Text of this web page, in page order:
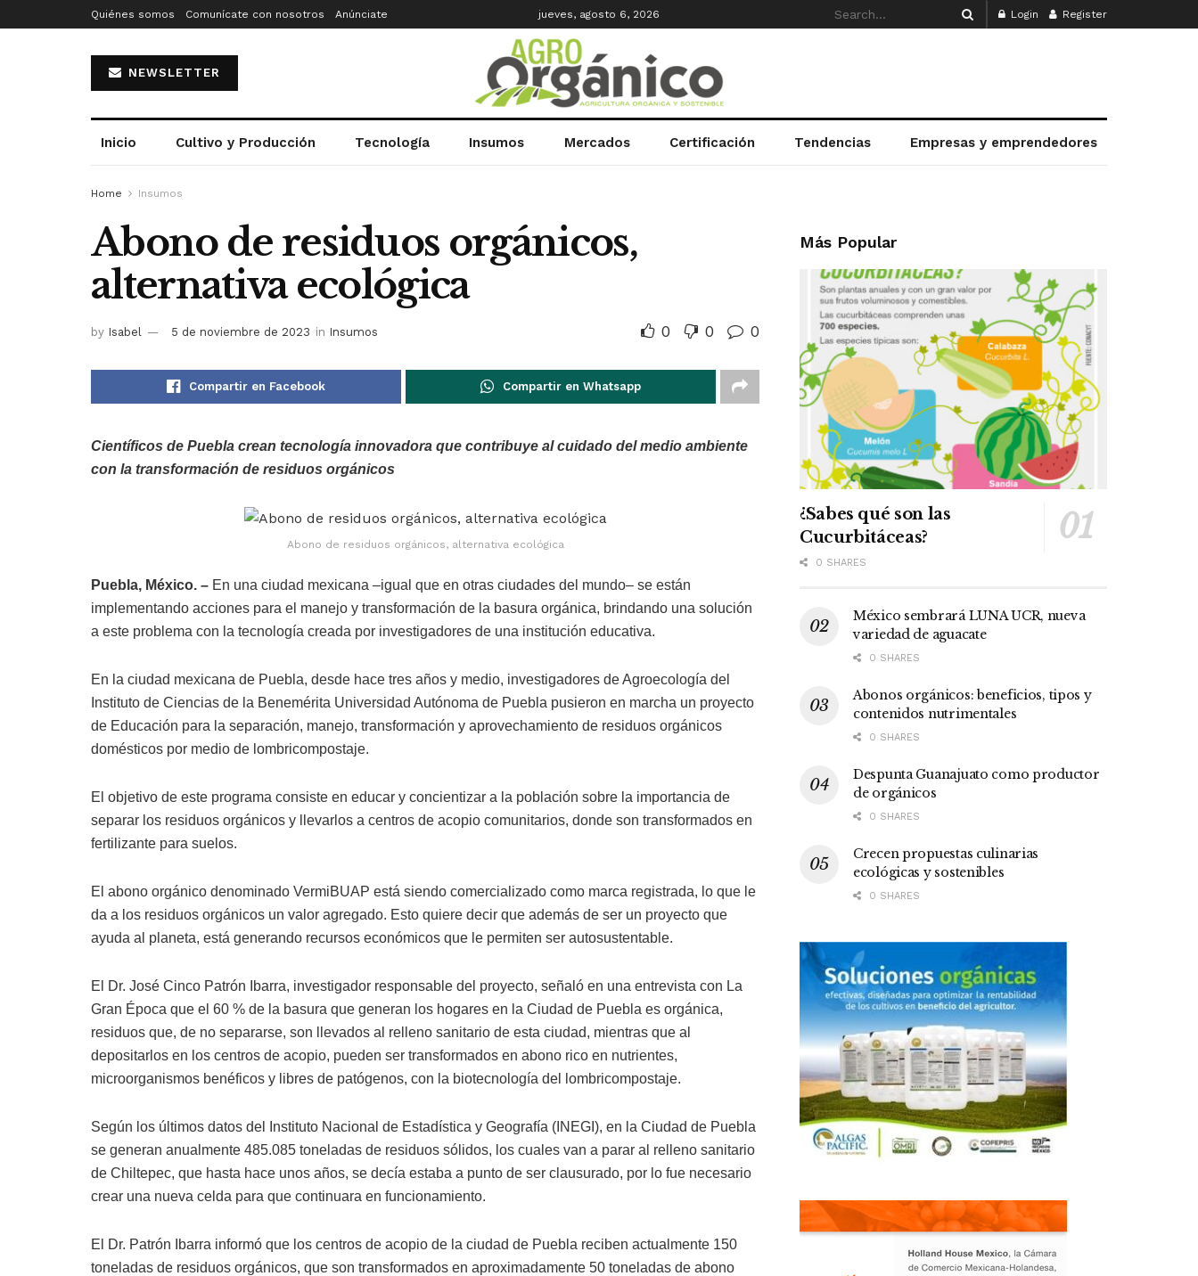
Quiénes somos Comunícate con nosotros Anúnciate jueves, agosto 6, 2026 Login Register
NEWSLETTER
Inicio Cultivo y Producción Tecnología Insumos Mercados Certificación Tendencias Empresas y emprendedores
Home Insumos
Abono de residuos orgánicos,
alternativa ecológica
by Isabel 5 de noviembre de 2023 in Insumos 0 0 0
Compartir en Facebook Compartir en Whatsapp
Científicos de Puebla crean tecnología innovadora que contribuye al cuidado del medio ambiente
con la transformación de residuos orgánicos
Abono de residuos orgánicos, alternativa ecológica
Puebla, México. – En una ciudad mexicana –igual que en otras ciudades del mundo– se están
implementando acciones para el manejo y transformación de la basura orgánica, brindando una solución
a este problema con la tecnología creada por investigadores de una institución educativa.
En la ciudad mexicana de Puebla, desde hace tres años y medio, investigadores de Agroecología del
Instituto de Ciencias de la Benemérita Universidad Autónoma de Puebla pusieron en marcha un proyecto
de Educación para la separación, manejo, transformación y aprovechamiento de residuos orgánicos
domésticos por medio de lombricompostaje.
El objetivo de este programa consiste en educar y concientizar a la población sobre la importancia de
separar los residuos orgánicos y llevarlos a centros de acopio comunitarios, donde son transformados en
fertilizante para suelos.
El abono orgánico denominado VermiBUAP está siendo comercializado como marca registrada, lo que le
da a los residuos orgánicos un valor agregado. Esto quiere decir que además de ser un proyecto que
ayuda al planeta, está generando recursos económicos que le permiten ser autosustentable.
El Dr. José Cinco Patrón Ibarra, investigador responsable del proyecto, señaló en una entrevista con La
Gran Época que el 60 % de la basura que generan los hogares en la Ciudad de Puebla es orgánica,
residuos que, de no separarse, son llevados al relleno sanitario de esta ciudad, mientras que al
depositarlos en los centros de acopio, pueden ser transformados en abono rico en nutrientes,
microorganismos benéficos y libres de patógenos, con la biotecnología del lombricompostaje.
Según los últimos datos del Instituto Nacional de Estadística y Geografía (INEGI), en la Ciudad de Puebla
se generan anualmente 485.085 toneladas de residuos sólidos, los cuales van a parar al relleno sanitario
de Chiltepec, que hasta hace unos años, se decía estaba a punto de ser clausurado, por lo fue necesario
crear una nueva celda para que continuara en funcionamiento.
El Dr. Patrón Ibarra informó que los centros de acopio de la ciudad de Puebla reciben actualmente 150
toneladas de residuos orgánicos, que son transformados en aproximadamente 50 toneladas de abono
Más Popular
¿Sabes qué son las
Cucurbitáceas?
0 SHARES
México sembrará LUNA UCR, nueva
variedad de aguacate
0 SHARES
Abonos orgánicos: beneficios, tipos y
contenidos nutrimentales
0 SHARES
Despunta Guanajuato como productor
de orgánicos
0 SHARES
Crecen propuestas culinarias
ecológicas y sostenibles
0 SHARES